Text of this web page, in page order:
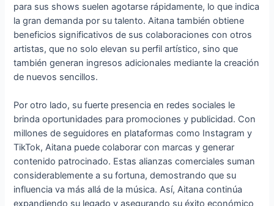
para sus shows suelen agotarse rápidamente, lo que indica
la gran demanda por su talento. Aitana también obtiene
beneficios significativos de sus colaboraciones con otros
artistas, que no solo elevan su perfil artístico, sino que
también generan ingresos adicionales mediante la creación
de nuevos sencillos.
Por otro lado, su fuerte presencia en redes sociales le
brinda oportunidades para promociones y publicidad. Con
millones de seguidores en plataformas como Instagram y
TikTok, Aitana puede colaborar con marcas y generar
contenido patrocinado. Estas alianzas comerciales suman
considerablemente a su fortuna, demostrando que su
influencia va más allá de la música. Así, Aitana continúa
expandiendo su legado y asegurando su éxito económico